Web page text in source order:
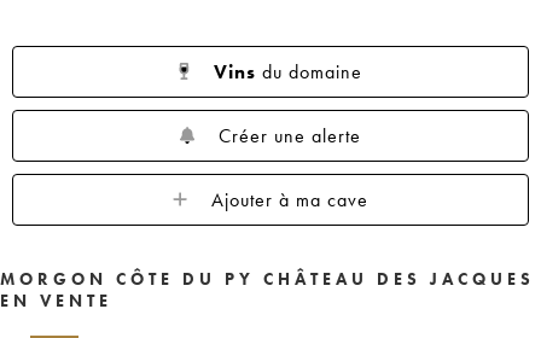
Vins du domaine
Créer une alerte
Ajouter à ma cave
MORGON CÔTE DU PY CHÂTEAU DES JACQUES
EN VENTE